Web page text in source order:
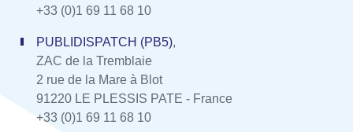
+33 (0)1 69 11 68 10
PUBLIDISPATCH (PB5),
ZAC de la Tremblaie
2 rue de la Mare à Blot
91220 LE PLESSIS PATE - France
+33 (0)1 69 11 68 10